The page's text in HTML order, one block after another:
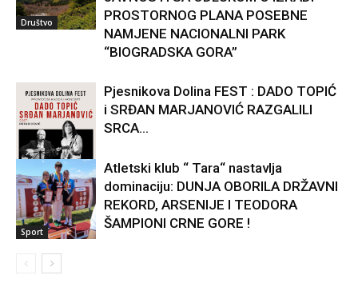
Društvo
PROSTORNOG PLANA POSEBNE
NAMJENE NACIONALNI PARK
“BIOGRADSKA GORA”
Kultura
Pjesnikova Dolina FEST : DADO TOPIĆ
i SRĐAN MARJANOVIĆ RAZGALILI
SRCA...
Sport
Atletski klub “ Tara“ nastavlja
dominaciju: DUNJA OBORILA DRŽAVNI
REKORD, ARSENIJE I TEODORA
ŠAMPIONI CRNE GORE !